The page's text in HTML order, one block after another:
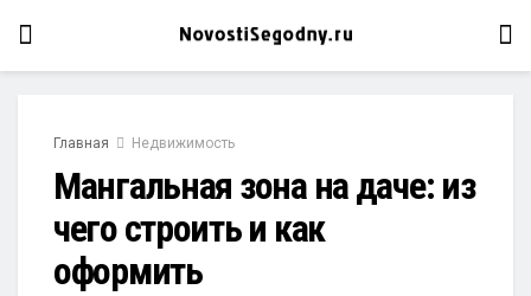
Главная Недвижимость
Мангальная зона на даче: из
чего строить и как
оформить